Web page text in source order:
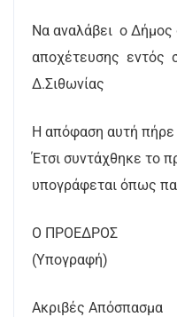
Να αναλάβει ο Δήμος
αποχέτευσης εντός
Δ.Σιθωνίας
Η απόφαση αυτή πήρε
Έτσι συντάχθηκε το
υπογράφεται όπως
Ο
Ακριβές Απόσπασμα